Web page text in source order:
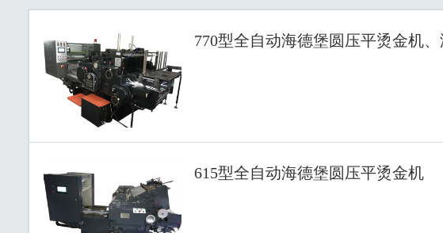
770型全自动海德堡圆压平烫金机、
615型全自动海德堡圆压平烫金机